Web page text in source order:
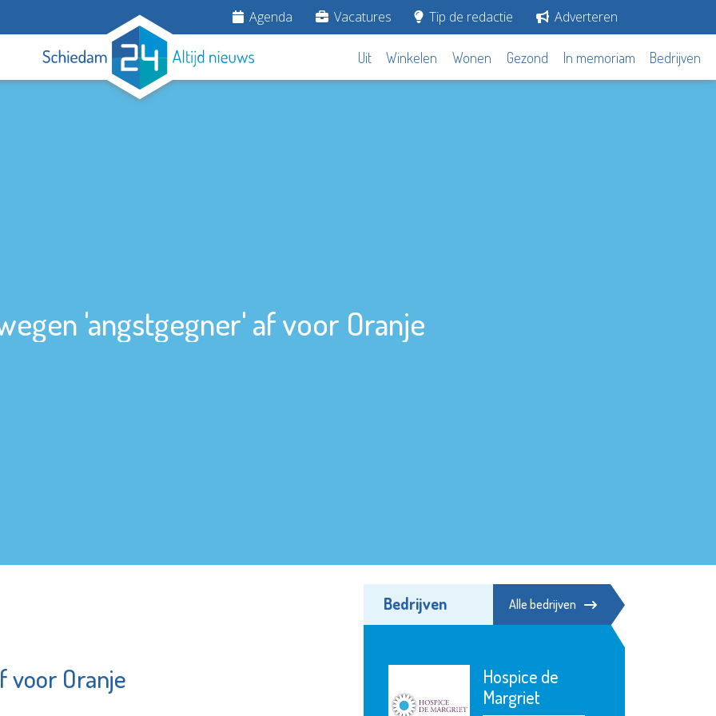
Agenda Vacatures Tip de redactie Adverteren
Uit Winkelen Wonen Gezond In memoriam Bedrijven
'angstgegner' af voor Oranje
voor Oranje
Bedrijven Alle bedrijven
Hospice de
Margriet